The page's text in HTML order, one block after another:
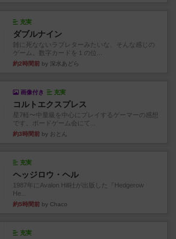
充実
ダブルナイン
雑に死なないラブレターみたいな、そんな感じの
ゲーム。数字カードを１の位...
約2時間前 by 深水あどら
画像付き 充実
コルトエクスプレス
星7軽〜中量級を中心にプレイするゲーマーの感想
です。ボードゲーム会にて...
約3時間前 by おとん
充実
ヘッジロウ・ヘル
1987年にAvalon Hill社が出版した『Hedgerow
He...
約5時間前 by Chaco
充実